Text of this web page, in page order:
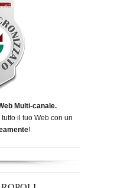
Multi-canale.
il tuo Web con un
!